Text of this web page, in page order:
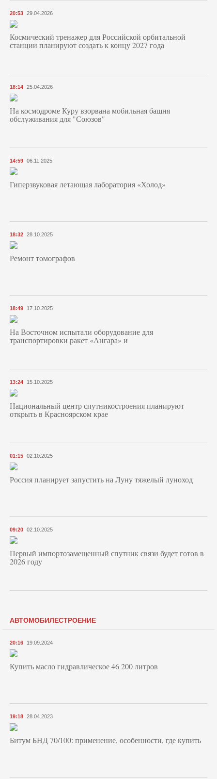
20:53 29.04.2026
Космический тренажер для Российской орбитальной
станции планируют создать к концу 2027 года
18:14 25.04.2026
На космодроме Куру взорвана мобильная башня
обслуживания для "Союзов"
14:59 06.11.2025
Гиперзвуковая летающая лаборатория «Холод»
18:32 28.10.2025
Ремонт томографов
18:49 17.10.2025
На Восточном испытали оборудование для
транспортировки ракет «Ангара» и
13:24 15.10.2025
Национальный центр спутникостроения планируют
открыть в Красноярском крае
01:15 02.10.2025
Россия планирует запустить на Луну тяжелый луноход
09:20 02.10.2025
Первый импортозамещенный спутник связи будет готов в
2026 году
АВТОМОБИЛЕСТРОЕНИЕ
20:16 19.09.2024
Купить масло гидравлическое 46 200 литров
19:18 28.04.2023
Битум БНД 70/100: применение, особенности, где купить